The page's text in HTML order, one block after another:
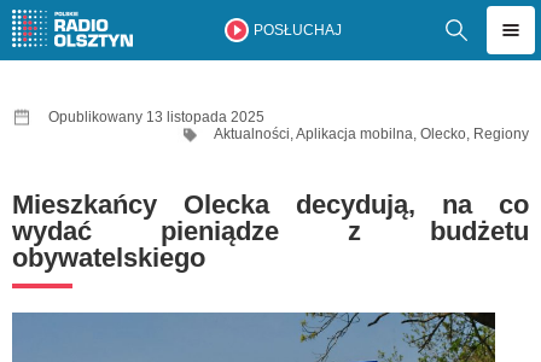
POSŁUCHAJ
Opublikowany 13 listopada 2025
Aktualności,Aplikacja mobilna, Olecko, Regiony
Mieszkańcy Olecka decydują, na co
wydać pieniądze z budżetu
obywatelskiego